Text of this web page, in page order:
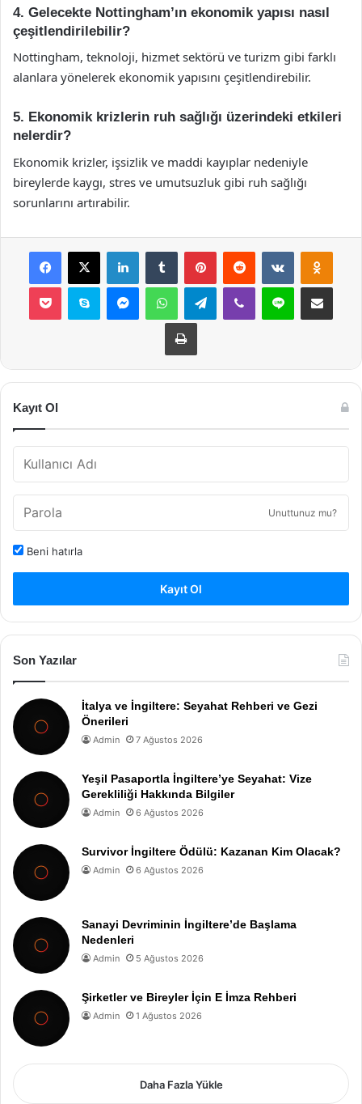
4. Gelecekte Nottingham’ın ekonomik yapısı nasıl
çeşitlendirilebilir?
Nottingham, teknoloji, hizmet sektörü ve turizm gibi farklı
alanlara yönelerek ekonomik yapısını çeşitlendirebilir.
5. Ekonomik krizlerin ruh sağlığı üzerindeki etkileri
nelerdir?
Ekonomik krizler, işsizlik ve maddi kayıplar nedeniyle
bireylerde kaygı, stres ve umutsuzluk gibi ruh sağlığı
sorunlarını artırabilir.
Facebook
X LinkedInTumblr PinterestReddit VKontakte
Pocket Skype MessengerWhatsAppTelegramViber Line E-Posta ile
Yazdır
Kayıt Ol
Unuttunuz mu?
Beni hatırla
Kayıt Ol
Son Yazılar
İtalya ve İngiltere: Seyahat Rehberi ve Gezi
Önerileri
Admin 7 Ağustos 2026
Yeşil Pasaportla İngiltere’ye Seyahat: Vize
Gerekliliği Hakkında Bilgiler
Admin 6 Ağustos 2026
Survivor İngiltere Ödülü: Kazanan Kim Olacak?
Admin 6 Ağustos 2026
Sanayi Devriminin İngiltere’de Başlama
Nedenleri
Admin 5 Ağustos 2026
Şirketler ve Bireyler İçin E İmza Rehberi
Admin 1 Ağustos 2026
Daha Fazla Yükle